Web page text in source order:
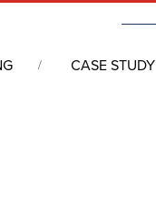
CASE STUDY